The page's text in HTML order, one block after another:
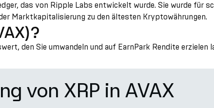
das von Ripple Labs entwickelt wurde. Sie wurde für
Marktkapitalisierung zu den ältesten Kryptowährungen.
den Sie umwandeln und auf EarnPark Rendite erzielen
von XRP in AVAX